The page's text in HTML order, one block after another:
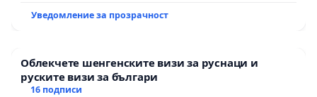
Уведомление за прозрачност
Облекчете шенгенските визи за руснаци и
руските визи за българи
16 подписи